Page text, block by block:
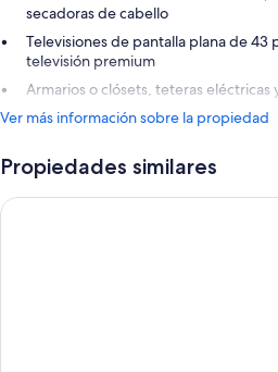
secadoras de cabello
Televisiones de pantalla plana de 43
televisión premium
Armarios o clósets, teteras eléctricas
Ver más información sobre la propiedad
Propiedades similares
Admiral Hotel Copenhagen